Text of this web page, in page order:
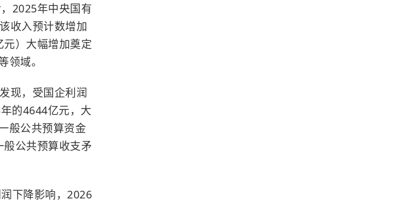
2025年中央国有
收入预计数增加
）大幅增加奠定
领域。
现，受国企利润
的4644亿元，大
般公共预算资金
公共预算收支矛
下降影响，2026